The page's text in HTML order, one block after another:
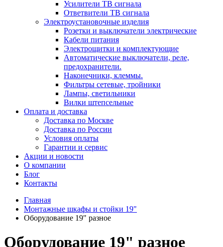
Усилители ТВ сигнала
Ответвители ТВ сигнала
Электроустановочные изделия
Розетки и выключатели электрические
Кабели питания
Электрощитки и комплектующие
Автоматические выключатели, реле,
предохранители.
Наконечники, клеммы.
Фильтры сетевые, тройники
Лампы, светильники
Вилки штепсельные
Оплата и доставка
Доставка по Москве
Доставка по России
Условия оплаты
Гарантии и сервис
Акции и новости
О компании
Блог
Контакты
Главная
Монтажные шкафы и стойки 19"
Оборудование 19" разное
Оборудование 19" разное